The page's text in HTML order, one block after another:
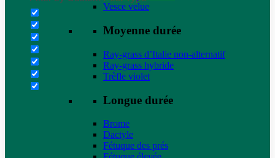
Vesce velue
Moyenne durée
Ray-grass d’Italie non-alternatif
Ray-grass hybride
Trèfle violet
Longue durée
Brome
Dactyle
Fétuque des prés